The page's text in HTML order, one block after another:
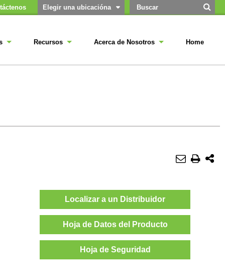
Elegir una ubicacióna
Recursos Acerca de Nosotros Home
Localizar a un Distribuidor
Hoja de Datos del Producto
Hoja de Seguridad